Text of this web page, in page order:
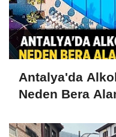
Antalya'da
Neden Bera